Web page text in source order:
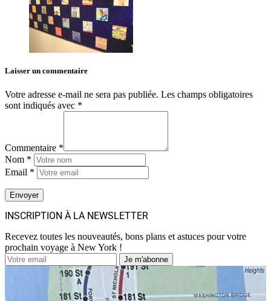
Laisser un commentaire
Votre adresse e-mail ne sera pas publiée. Les champs obligatoires
sont indiqués avec *
Commentaire *
Nom *
Email *
INSCRIPTION À LA NEWSLETTER
Recevez toutes les nouveautés, bons plans et astuces pour votre
prochain voyage à New York !
Je m'abonne